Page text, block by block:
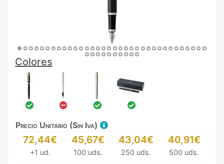
Colores
Precio Unitario (Sin Iva)
72,44€
+1 ud.
45,67€
100 uds.
43,04€
250 uds.
40,91€
500 uds.